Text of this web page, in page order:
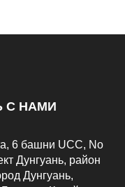
С НАМИ
6 башни UCC, No
Дунгуань, район
Дунгуань,